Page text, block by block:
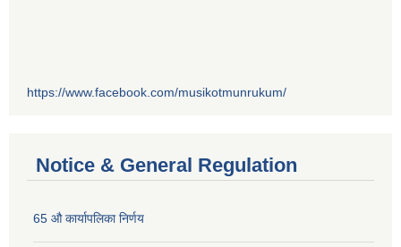
https://www.facebook.com/musikotmunrukum/
Notice & General Regulation
65 औ कार्यापलिका निर्णय